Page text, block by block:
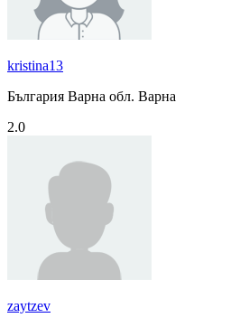
kristina13
България Варна обл. Варна
2.0
zaytzev